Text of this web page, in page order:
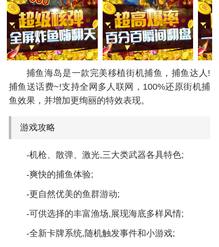
捕鱼海岛是一款完美移植街机捕鱼，捕鱼达人!
捕鱼送话费~!支持全网多人联网，100%还原街机捕
鱼效果，并增加更绚丽的特效表现。
游戏攻略
-机枪、散弹、激光,三大类武器各具特色;
-爽快的捕鱼体验;
-更自然优美的鱼群游动;
-可供选择的丰富渔场,展现海底多样风情;
-全新卡牌系统,随机触发事件和小游戏;